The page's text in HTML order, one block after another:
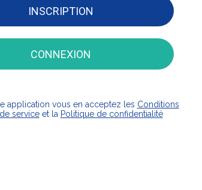
INSCRIPTION
CONNEXION
application vous en acceptez les Conditions
serviceet la Politique de confidentialité